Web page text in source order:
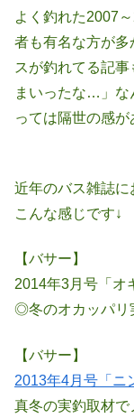
よく釣れた2007
者も有名な方が
スが釣れてる記事
まいったな…」な
っては隔世の感
近年のバス雑誌に
こんな感じです↓
【バサー】
2014年3月号「
◎冬のオカッパリ
【バサー】
2013年4月号「ニ
真冬の実釣取材で